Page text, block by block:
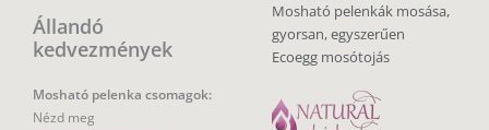
Állandó
kedvezmények
Mosható pelenka csomagok:
Nézd meg
Mosható pelenkák mosása,
gyorsan, egyszerűen
Ecoegg mosótojás